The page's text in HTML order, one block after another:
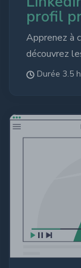
profil
Apprenez à
découvrez
Durée 3.5